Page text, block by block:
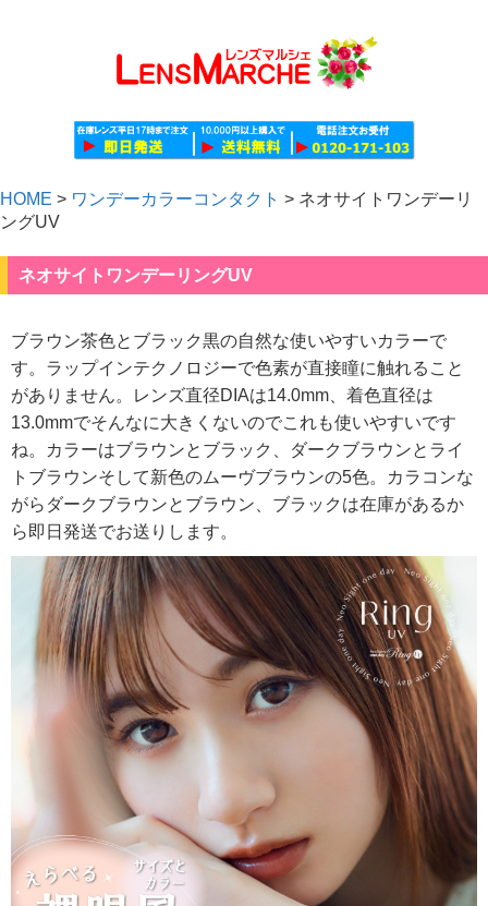
HOME > ワンデーカラーコンタクト > ネオサイトワンデーリ
ングUV
ネオサイトワンデーリングUV
ブラウン茶色とブラック黒の自然な使いやすいカラーで
す。ラップインテクノロジーで色素が直接瞳に触れること
がありません。レンズ直径DIAは14.0mm、着色直径は
13.0mmでそんなに大きくないのでこれも使いやすいです
ね。カラーはブラウンとブラック、ダークブラウンとライ
トブラウンそして新色のムーヴブラウンの5色。カラコンな
がらダークブラウンとブラウン、ブラックは在庫があるか
ら即日発送でお送りします。